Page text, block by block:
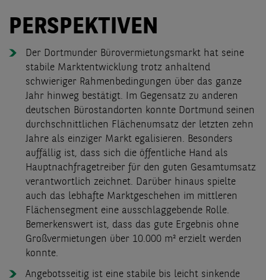
PERSPEKTIVEN
Der Dortmunder Bürovermietungsmarkt hat seine
stabile Marktentwicklung trotz anhaltend
schwieriger Rahmenbedingungen über das ganze
Jahr hinweg bestätigt. Im Gegensatz zu anderen
deutschen Bürostandorten konnte Dortmund seinen
durchschnittlichen Flächenumsatz der letzten zehn
Jahre als einziger Markt egalisieren. Besonders
auffällig ist, dass sich die öffentliche Hand als
Hauptnachfragetreiber für den guten Gesamtumsatz
verantwortlich zeichnet. Darüber hinaus spielte
auch das lebhafte Marktgeschehen im mittleren
Flächensegment eine ausschlaggebende Rolle.
Bemerkenswert ist, dass das gute Ergebnis ohne
Großvermietungen über 10.000 m² erzielt werden
konnte.
Angebotsseitig ist eine stabile bis leicht sinkende